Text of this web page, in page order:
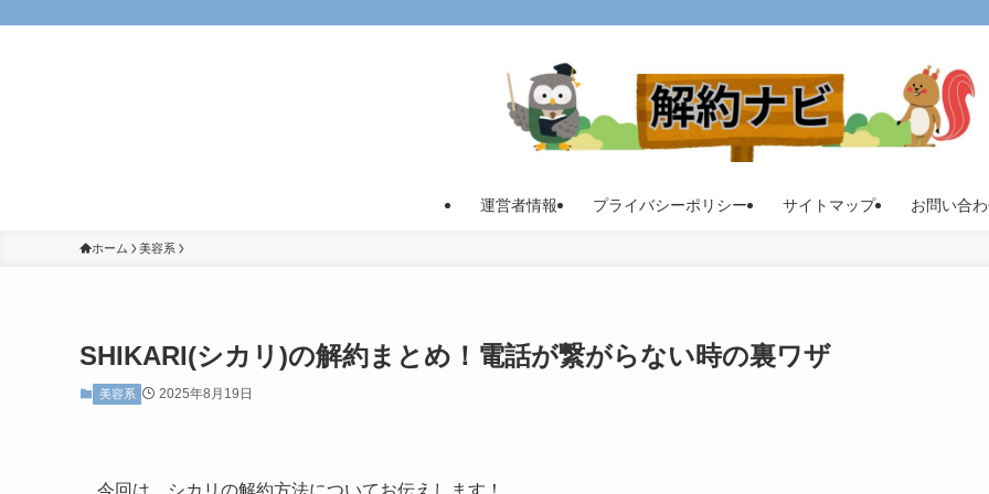
運営者情報 プライバシーポリシー サイトマップ お問い合
ホーム 美容系
SHIKARI(シカリ)の解約まとめ！電話が繋がらない時の裏ワザ
美容系 2025年8月19日
今回は、シカリの解約方法についてお伝えします！